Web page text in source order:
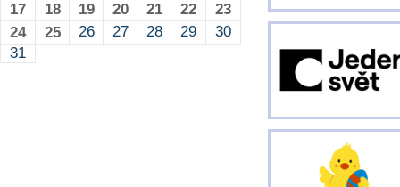
17
18 19 20 21 22
23
24
25 26 27 28 29
30
31